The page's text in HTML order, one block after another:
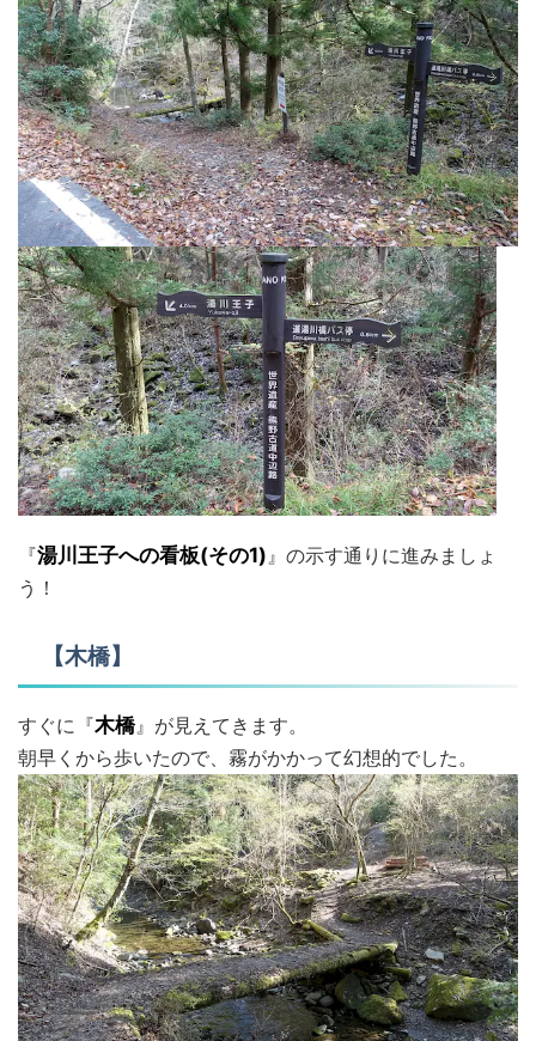
『湯川王子への看板(その1)』の示す通りに進みましょ
う！
【木橋】
すぐに『木橋』が見えてきます。
朝早くから歩いたので、霧がかかって幻想的でした。